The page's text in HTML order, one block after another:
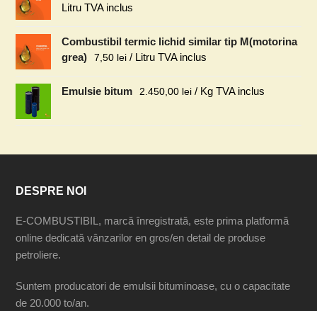
Litru TVA inclus
Combustibil termic lichid similar tip M(motorina
grea)
7,50 lei / Litru TVA inclus
Emulsie bitum 2.450,00 lei / Kg TVA inclus
DESPRE NOI
E-COMBUSTIBIL, marcă înregistrată, este prima platformă
online dedicată vânzarilor en gros/en detail de produse
petroliere.
Suntem producatori de emulsii bituminoase, cu o capacitate
de 20.000 to/an.